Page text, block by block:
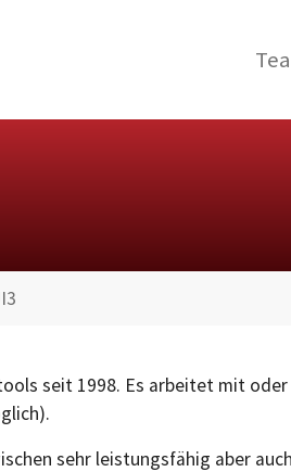
seit 1998. Es arbeitet mit
sehr leistungsfähig aber